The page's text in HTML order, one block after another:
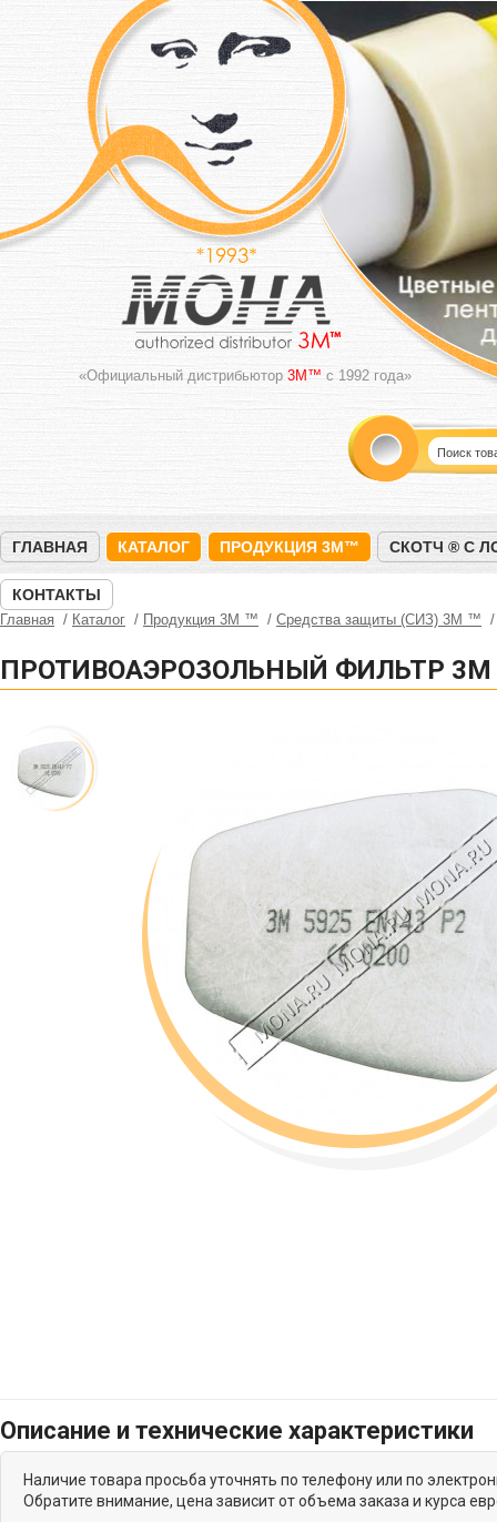
«Официальный дистрибьютор 3M™ с 1992 года»
ГЛАВНАЯ КАТАЛОГ ПРОДУКЦИЯ 3M™ СКОТЧ ® С
КОНТАКТЫ
Главная Каталог Продукция 3M ™ Средства защиты (СИЗ) 3M ™
ПРОТИВОАЭРОЗОЛЬНЫЙ ФИЛЬТР 3M
Описание и технические характеристики
Наличие товара просьба уточнять по телефону или по
Обратите внимание, цена зависит от объема заказа и курса